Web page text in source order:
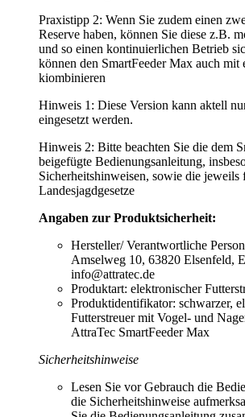
Praxistipp 2: Wenn Sie zudem einen
Reserve haben, können Sie diese z.B.
und so einen kontinuierlichen Betrieb
können den SmartFeeder Max auch mit
kiombinieren
Hinweis 1: Diese Version kann aktell
eingesetzt werden.
Hinweis 2: Bitte beachten Sie die dem
beigefügte Bedienungsanleitung,
Sicherheitshinweisen, sowie die jeweils
Landesjagdgesetze
Angaben zur Produktsicherheit:
Hersteller/ Verantwortliche
Amselweg 10, 63820 Elsenfeld,
info@attratec.de
Produktart: elektronischer
Produktidentifikator: schwarzer,
Futterstreuer mit Vogel- und
AttraTec SmartFeeder Max
Sicherheitshinweise
Lesen Sie vor Gebrauch die
die Sicherheitshinweise